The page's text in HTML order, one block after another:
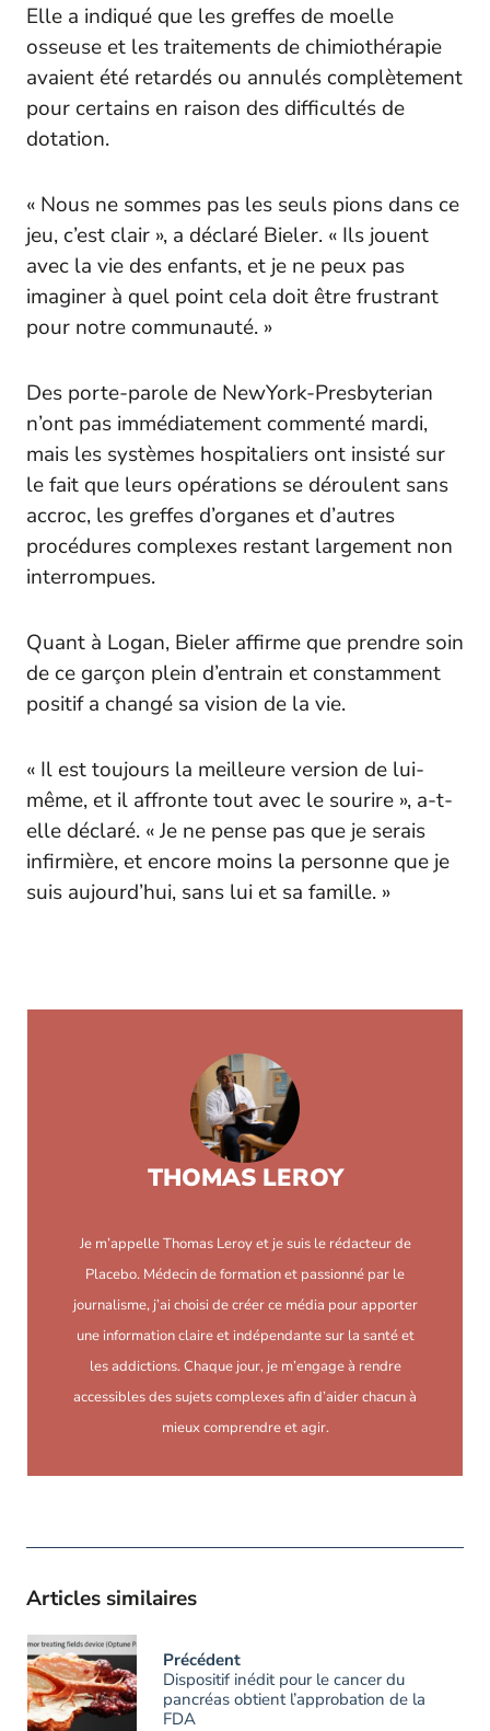
Elle a indiqué que les greffes de moelle
osseuse et les traitements de chimiothérapie
avaient été retardés ou annulés complètement
pour certains en raison des difficultés de
dotation.
« Nous ne sommes pas les seuls pions dans ce
jeu, c’est clair », a déclaré Bieler. « Ils jouent
avec la vie des enfants, et je ne peux pas
imaginer à quel point cela doit être frustrant
pour notre communauté. »
Des porte-parole de NewYork-Presbyterian
n’ont pas immédiatement commenté mardi,
mais les systèmes hospitaliers ont insisté sur
le fait que leurs opérations se déroulent sans
accroc, les greffes d’organes et d’autres
procédures complexes restant largement non
interrompues.
Quant à Logan, Bieler affirme que prendre soin
de ce garçon plein d’entrain et constamment
positif a changé sa vision de la vie.
« Il est toujours la meilleure version de lui-
même, et il affronte tout avec le sourire », a-t-
elle déclaré. « Je ne pense pas que je serais
infirmière, et encore moins la personne que je
suis aujourd’hui, sans lui et sa famille. »
THOMAS LEROY
Je m’appelle Thomas Leroy et je suis le rédacteur de
Placebo. Médecin de formation et passionné par le
journalisme, j’ai choisi de créer ce média pour apporter
une information claire et indépendante sur la santé et
les addictions. Chaque jour, je m’engage à rendre
accessibles des sujets complexes afin d’aider chacun à
mieux comprendre et agir.
Articles similaires
Précédent
Dispositif inédit pour le cancer du
pancréas obtient l’approbation de la
FDA